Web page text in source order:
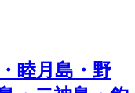
睦月島・野